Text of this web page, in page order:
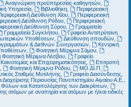
Αναγνώριση προϋπηρεσίας καθηγητών
Υπηρεσία, Βιβλιοθήκη,
Περιφερειακή
Διεύθυνση Χίου,
Περιφερειακή
Διεύθυνση Ρόδου,
Περιφερειακή
Διεύθυνση Σύρου,
Γραμματεία
Γραμματεία Συγκλήτου,
Γραφείο Αντιπρύτανη
Υποθέσεων
Διεύθυνση σπουδών
& Διεθνών Συνεργασιών
Κεντρική
Φοιτητική Μέριμνα Σάμου,
Φοιτητική Μέριμνα Λέσβου,
Γραφείο
και Επιχειρηματικότητας,
Επιτροπή
Φοιτητική Μέριμνα Ρόδου, ΜΟ.ΔΙ.Π
Σταθμός Μυτιλήνης, Γραφείο Διασύνδεσης,
Διαχείρισης Περιουσίας Πανεπιστημίου Αιγαίου Α.Ε.
Φύλων και Καταπολέμησης των Διακρίσεων
ατόμων με αναπηρία και ατόμων με ή/και ειδικές